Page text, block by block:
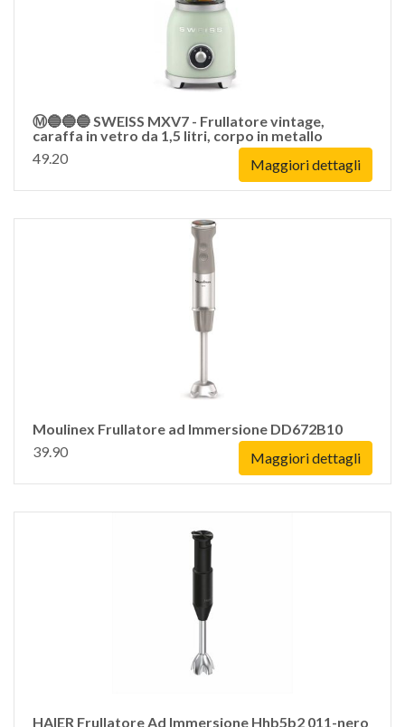
Ⓜ️🔵🔵🔵 SWEISS MXV7 - Frullatore vintage,
caraffa in vetro da 1,5 litri, corpo in metallo
49.20
Maggiori dettagli
Moulinex Frullatore ad Immersione DD672B10
39.90
Maggiori dettagli
HAIER Frullatore Ad Immersione Hhb5b2 011-nero